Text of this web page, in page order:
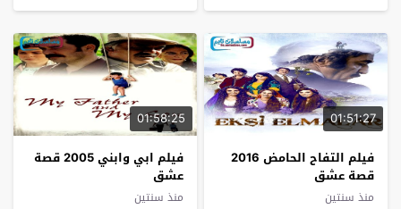
01:51:27
فيلم التفاح الحامض 2016
قصة عشق
منذ سنتين
01:58:25
فيلم ابي وابني 2005 قصة
عشق
منذ سنتين